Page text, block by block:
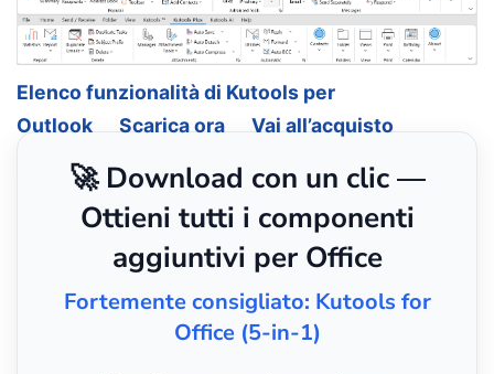
Elenco funzionalità di Kutools per
Outlook
Scarica ora Vai all’acquisto
🚀 Download con un clic —
Ottieni tutti i componenti
aggiuntivi per Office
Fortemente consigliato: Kutools for
Office (5-in-1)